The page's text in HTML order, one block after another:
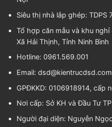
Siêu thị nhà lắp ghép: TDPS
Tổ hợp căn mẫu và khu
Xã Hải Thịnh, Tỉnh Ninh Bình
Hotline: 0961.569.001
Email: dsd@kientrucdsd.com
GPĐKKD: 0106918914, cấp
Nơi cấp: Sở KH và Đầu Tư
Người đại diện: Nguyễn